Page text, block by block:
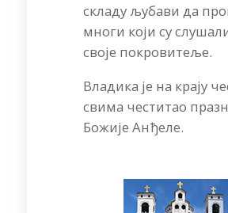
складу љубави да
многи који су
своје покровитеље.
Владика је на крају
свима честитао
Божије Анђеле.